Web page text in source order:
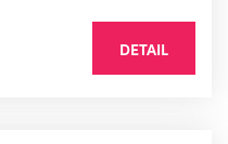
DETAIL